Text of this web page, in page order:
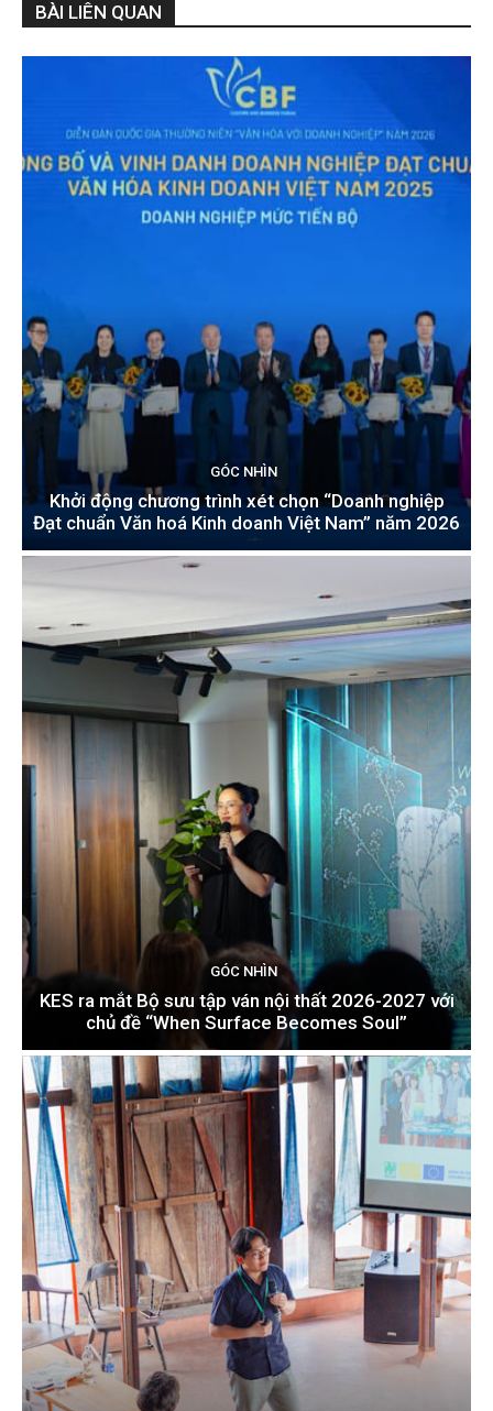
BÀI LIÊN QUAN
GÓC NHÌN
Khởi động chương trình xét chọn “Doanh nghiệp
Đạt chuẩn Văn hoá Kinh doanh Việt Nam” năm 2026
GÓC NHÌN
KES ra mắt Bộ sưu tập ván nội thất 2026-2027 với
chủ đề “When Surface Becomes Soul”